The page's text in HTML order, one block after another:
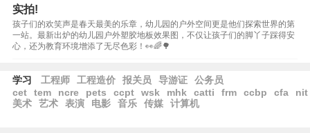
实拍!
孩子们的欢笑声是春天最美的乐章，幼儿园的户外空间更是他们探索世界的第
一站。最新出炉的幼儿园户外塑胶地板效果图，不仅让孩子们的脚丫子踩得安
心，还为教育环境增添了无尽色彩！👀🌈🌳
学习 工程师 工程造价 报关员 导游证
公务员
cet
tem ncre pets ccpt wsk mhk catti frm ccbp cfa
nit
美术
艺术 表演 电影 音乐 传媒 计算机